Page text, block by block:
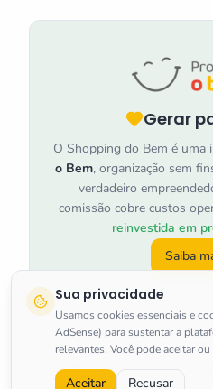
Sua privacidade
Usamos cookies essenciais e
AdSense) para sustentar a
relevantes. Você pode aceitar
marketing a qualquer momento.
Aceitar Recusar
Gerar
O Shopping do Bem é uma
o Bem, organização sem
verdadeiro
comissão cobre custos
reinvestida em
Saiba
©2026 Shopping do Bem